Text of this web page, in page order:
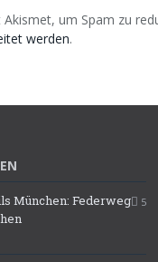
um Spam zu
werden.
5
München: Federweg